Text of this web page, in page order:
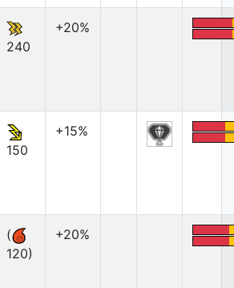
240
+20%
150
+15%
(
120)
+20%